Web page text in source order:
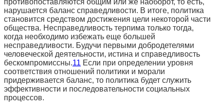
нарушается баланс справедливости. В итоге, политика
становится средством достижения цели некоторой части
общества. Несправедливость терпима только тогда,
когда необходимо избежать еще большей
несправедливости. Будучи первыми добродетелями
человеческой деятельности, истина и справедливость
бескомпромиссны.11 Если при определении уровня
соответствия отношений политики и морали
придерживается баланс, то политика будет служить
эффективности и последовательности социальных
процессов.